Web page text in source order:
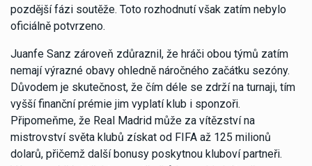
pozdější fázi soutěže. Toto rozhodnutí však zatím nebylo
oficiálně potvrzeno.
Juanfe Sanz zároveň zdůraznil, že hráči obou týmů zatím
nemají výrazné obavy ohledně náročného začátku sezóny.
Důvodem je skutečnost, že čím déle se zdrží na turnaji, tím
vyšší finanční prémie jim vyplatí klub i sponzoři.
Připomeňme, že Real Madrid může za vítězství na
mistrovství světa klubů získat od FIFA až 125 milionů
dolarů, přičemž další bonusy poskytnou kluboví partneři.